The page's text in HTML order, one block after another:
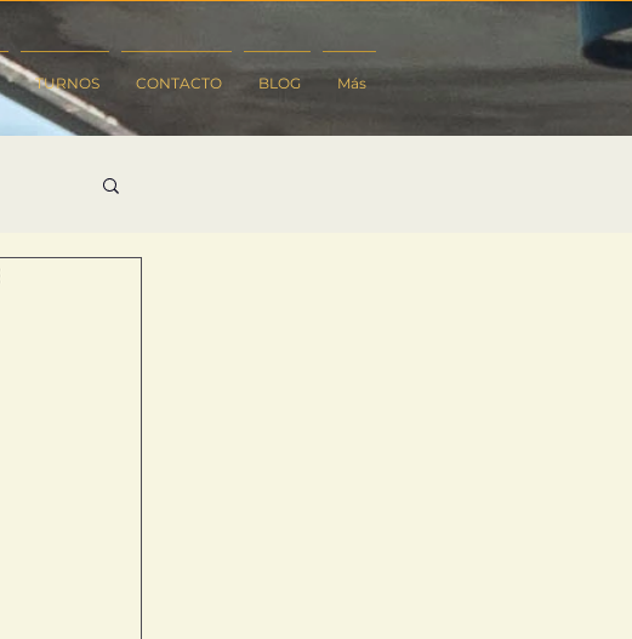
TURNOS CONTACTO BLOG Más